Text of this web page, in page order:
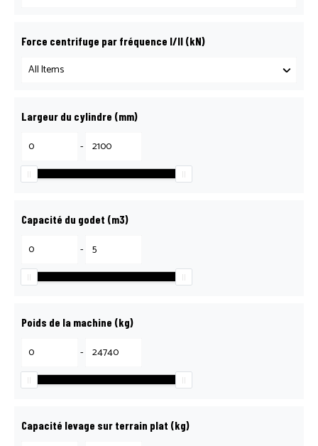
Force centrifuge par fréquence I/II (kN)
Largeur du cylindre (mm)
-
Capacité du godet (m3)
-
Poids de la machine (kg)
-
Capacité levage sur terrain plat (kg)